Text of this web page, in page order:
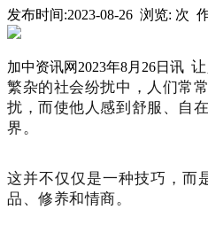
发布时间:2023-08-26 浏览: 次
加中资讯网2023年8月26日讯
繁杂的社会纷扰中，人们常
扰，而使他人感到舒服、自
界。
这并不仅仅是一种技巧，而
品、修养和情商。